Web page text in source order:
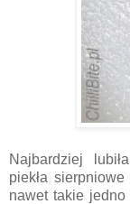
Najbardziej
piekła
nawet takie